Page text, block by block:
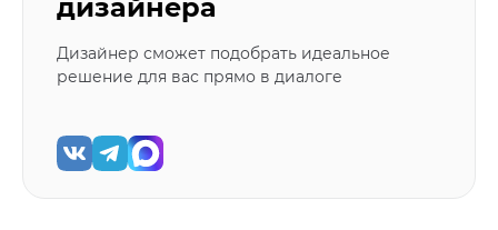
дизайнера
Дизайнер сможет подобрать идеальное
решение для вас прямо в диалоге